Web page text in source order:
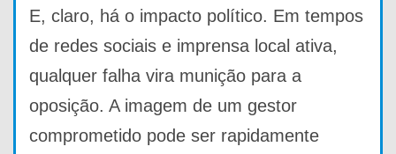
E, claro, há o impacto político. Em tempos
de redes sociais e imprensa local ativa,
qualquer falha vira munição para a
oposição. A imagem de um gestor
comprometido pode ser rapidamente